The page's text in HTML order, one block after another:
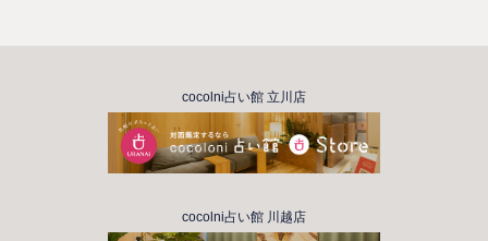
cocolni占い館 立川店
cocolni占い館 川越店